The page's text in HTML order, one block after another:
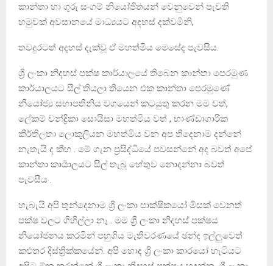
කාන්තා හා ගුරු සංගම් නියෝජිතයන් වෙනුවෙන් පැවති
හමුවක් අවසානයේ මාධ්‍යයට අදහස් දක්වමිනි,
තවදුරටත් අදහස් දැක්වූ ඒ මහත්මිය මෙසේද පැවසීය.
ශ්‍රී ලංකා නිදහස් පක්ෂ කාර්යාලයේ තිබෙන කාන්තා පෙරමුණ
කාර්යාලයට සීල් තියලා තියෙන එක කාන්තා පෙරමුණේ
නියෝජ්‍ය සභාපතිනිය වශයෙන් කටයුතු කරන මම වත්,
ලේකම් චන්ද්‍රිකා සොයිසා මහත්මිය වත් , භාණ්ඩාගාරික
කීර්තිලතා ලොකුලියන මහත්මිය වන අප තිදෙනාම දන්නේ
නැතැයි ද කීහ . මේ ගැන ප්‍රසිද්ධියේ පවසන්නේ අද බවත් අපේ
කාන්තා කාර්‍යාලයට සීල් තැබූ හේතුව නොදන්නා බවත්
පැවසීය .
හැබැයි අපි තුන්දෙනාම ශ්‍රී ලංකා පාක්ෂිකයෝ මිසක් වෙනත්
පක්ෂ වලට ගිහිල්ලා නෑ . මම ශ්‍රී ලංකා නිදහස් පක්ෂය
නියෝජනය කරමින් පහුගිය මැතිවරණයේ ඡන්ද ඉල්ලුවෙත්
කළුතර දිස්ත්‍රික්කයේන්. අපි හොඳ ශ්‍රී ලංකා කාරයෝ හැටියට